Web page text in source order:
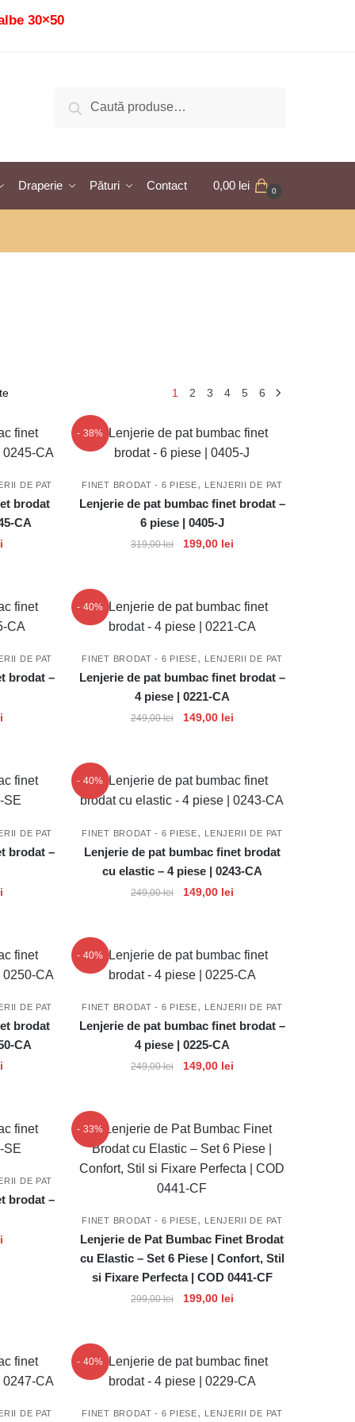
30×50
după:
Caută
Draperie Pături Contact 0,00 lei 0
Sortat
popularitate
1 2 3 4 5 6
DE PAT
brodat
CA
- 38%
FINET BRODAT - 6 PIESE, LENJERII DE PAT
Lenjerie de pat bumbac finet brodat –
6 piese | 0405-J
319,00lei
Prețul
319,00 lei.
199,00 leiPrețul
DE PAT
brodat –
- 40%
FINET BRODAT - 6 PIESE, LENJERII DE PAT
Lenjerie de pat bumbac finet brodat –
4 piese | 0221-CA
249,00lei
Prețul
249,00 lei.
149,00 leiPrețul
DE PAT
brodat –
- 40%
FINET BRODAT - 6 PIESE, LENJERII DE PAT
Lenjerie de pat bumbac finet brodat
cu elastic – 4 piese | 0243-CA
249,00lei
Prețul
249,00 lei.
149,00 leiPrețul
DE PAT
brodat
CA
- 40%
FINET BRODAT - 6 PIESE, LENJERII DE PAT
Lenjerie de pat bumbac finet brodat –
4 piese | 0225-CA
249,00lei
Prețul
249,00 lei.
149,00 leiPrețul
DE PAT
brodat –
- 33%
FINET BRODAT - 6 PIESE, LENJERII DE PAT
Lenjerie de Pat Bumbac Finet Brodat
cu Elastic – Set 6 Piese | Confort, Stil
si Fixare Perfecta | COD 0441-CF
299,00lei
Prețul
299,00 lei.
199,00 leiPrețul
DE PAT
- 40%
FINET BRODAT - 6 PIESE, LENJERII DE PAT